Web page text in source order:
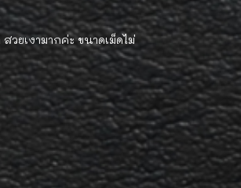
ยเงามากค่ะ ขนาดเม็ดไม่